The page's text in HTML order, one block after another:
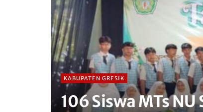
KABUPATEN GRESIK
106 Siswa MTs